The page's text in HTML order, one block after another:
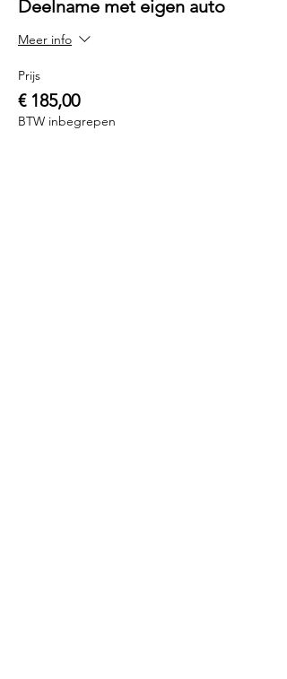
Deelname met eigen auto
Meer info
Prijs
€ 185,00
BTW inbegrepen